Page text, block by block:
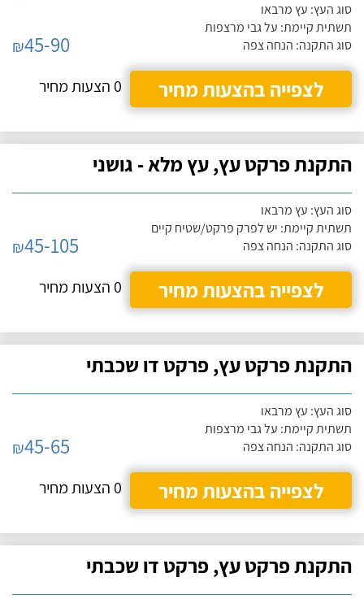
סוג העץ: עץ מרבאו
תשתית קיימת: על גבי מרצפות
סוג התקנה: הנחה צפה
₪45-90
לצפייה בהצעות מחיר
0 הצעות מחיר
התקנת פרקט עץ, עץ מלא - גושני
סוג העץ: עץ מרבאו
תשתית קיימת: יש לפרק פרקט/שטיח קיים
סוג התקנה: הנחה צפה
₪45-105
לצפייה בהצעות מחיר
0 הצעות מחיר
התקנת פרקט עץ, פרקט דו שכבתי
סוג העץ: עץ מרבאו
תשתית קיימת: על גבי מרצפות
סוג התקנה: הנחה צפה
₪45-65
לצפייה בהצעות מחיר
0 הצעות מחיר
התקנת פרקט עץ, פרקט דו שכבתי